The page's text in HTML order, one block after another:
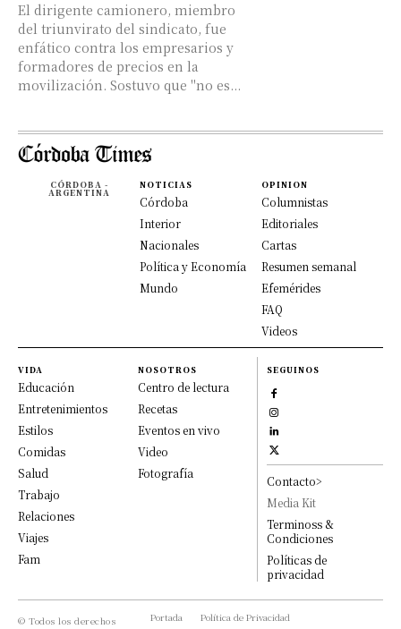
El dirigente camionero, miembro
del triunvirato del sindicato, fue
enfático contra los empresarios y
formadores de precios en la
movilización. Sostuvo que "no es...
CÓRDOBA -
ARGENTINA
NOTICIAS
Córdoba
Interior
Nacionales
Política y Economía
Mundo
OPINION
Columnistas
Editoriales
Cartas
Resumen semanal
Efemérides
FAQ
Videos
VIDA
Educación
Entretenimientos
Estilos
Comidas
Salud
Trabajo
Relaciones
Viajes
Fam
NOSOTROS
Centro de lectura
Recetas
Eventos en vivo
Video
Fotografía
SEGUINOS
Contacto>
Media Kit
Terminoss &
Condiciones
Políticas de
privacidad
© Todos los derechos
Portada
Política de Privacidad